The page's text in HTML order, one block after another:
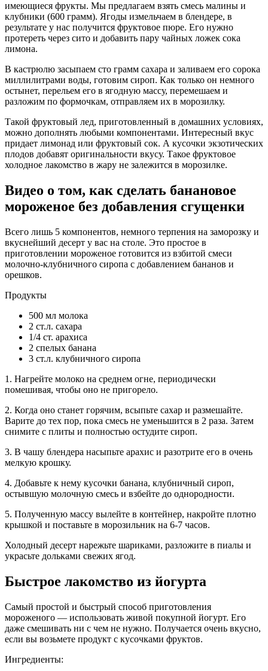
имеющиеся фрукты. Мы предлагаем взять смесь малины и
клубники (600 грамм). Ягоды измельчаем в блендере, в
результате у нас получится фруктовое пюре. Его нужно
протереть через сито и добавить пару чайных ложек сока
лимона.
В кастрюлю засыпаем сто грамм сахара и заливаем его сорока
миллилитрами воды, готовим сироп. Как только он немного
остынет, перельем его в ягодную массу, перемешаем и
разложим по формочкам, отправляем их в морозилку.
Такой фруктовый лед, приготовленный в домашних условиях,
можно дополнять любыми компонентами. Интересный вкус
придает лимонад или фруктовый сок. А кусочки экзотических
плодов добавят оригинальности вкусу. Такое фруктовое
холодное лакомство в жару не залежится в морозилке.
Видео о том, как сделать банановое
мороженое без добавления сгущенки
Всего лишь 5 компонентов, немного терпения на заморозку и
вкуснейший десерт у вас на столе. Это простое в
приготовлении мороженое готовится из взбитой смеси
молочно-клубничного сиропа с добавлением бананов и
орешков.
Продукты
500 мл молока
2 ст.л. сахара
1/4 ст. арахиса
2 спелых банана
3 ст.л. клубничного сиропа
1. Нагрейте молоко на среднем огне, периодически
помешивая, чтобы оно не пригорело.
2. Когда оно станет горячим, всыпьте сахар и размешайте.
Варите до тех пор, пока смесь не уменьшится в 2 раза. Затем
снимите с плиты и полностью остудите сироп.
3. В чашу блендера насыпьте арахис и разотрите его в очень
мелкую крошку.
4. Добавьте к нему кусочки банана, клубничный сироп,
остывшую молочную смесь и взбейте до однородности.
5. Полученную массу вылейте в контейнер, накройте плотно
крышкой и поставьте в морозильник на 6-7 часов.
Холодный десерт нарежьте шариками, разложите в пиалы и
украсьте дольками свежих ягод.
Быстрое лакомство из йогурта
Самый простой и быстрый способ приготовления
мороженого — использовать живой покупной йогурт. Его
даже смешивать ни с чем не нужно. Получается очень вкусно,
если вы возьмете продукт с кусочками фруктов.
Ингредиенты: